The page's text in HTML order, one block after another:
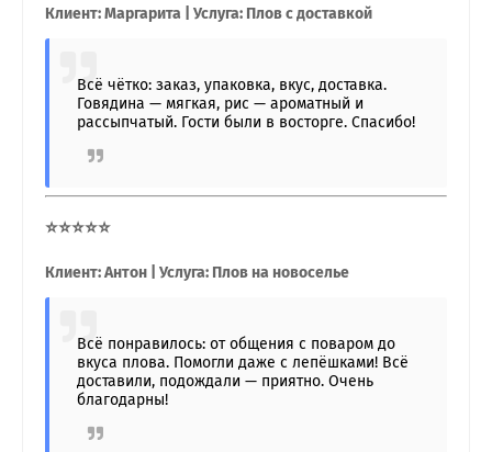
Клиент: Маргарита | Услуга: Плов с доставкой
Всё чётко: заказ, упаковка, вкус, доставка.
Говядина — мягкая, рис — ароматный и
рассыпчатый. Гости были в восторге. Спасибо!
⭐⭐⭐⭐⭐
Клиент: Антон | Услуга: Плов на новоселье
Всё понравилось: от общения с поваром до
вкуса плова. Помогли даже с лепёшками! Всё
доставили, подождали — приятно. Очень
благодарны!